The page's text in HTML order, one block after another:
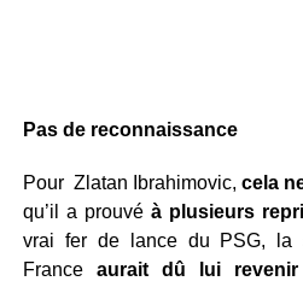
Pas de reconnaissance
Pour Zlatan Ibrahimovic,cela
qu’il a prouvé à plusieurs
vrai fer de lance du PSG, la
France aurait dû lui